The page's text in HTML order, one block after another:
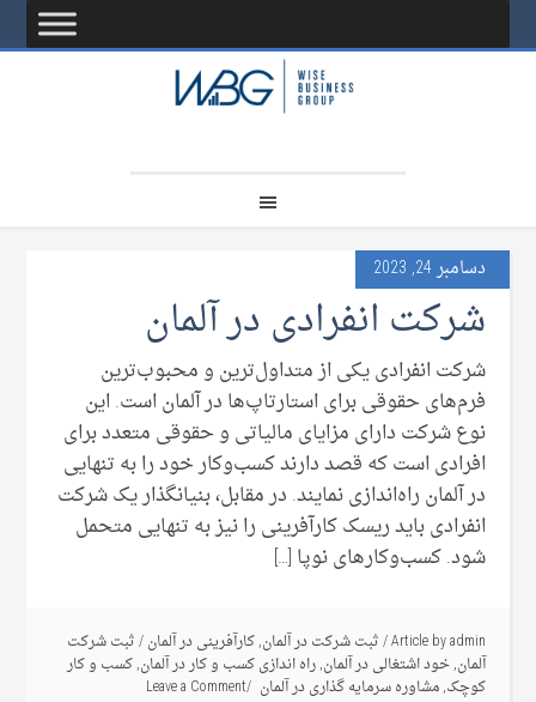
دسامبر 24, 2023
شرکت انفرادی در آلمان
شرکت انفرادی یکی از متداول‌ترین و محبوب‌ترین
فرم‌های حقوقی برای استارتاپ‌ها در آلمان است. این
نوع شرکت دارای مزایای مالیاتی و حقوقی متعدد برای
افرادی است که قصد دارند کسب‌وکار خود را به تنهایی
در آلمان راه‌اندازی نمایند. در مقابل، بنیانگذار یک شرکت
انفرادی باید ریسک کارآفرینی را نیز به تنهایی متحمل
شود. کسب‌وکارهای نوپا […]
Article byadmin
/ثبت شرکت در آلمان,کارآفرینی در آلمان/ثبت شرکت
آلمان,خود اشتغالی در آلمان,راه اندازی کسب و کار در آلمان,کسب و کار
کوچک,مشاوره سرمایه گذاری در آلمان Leave a Comment